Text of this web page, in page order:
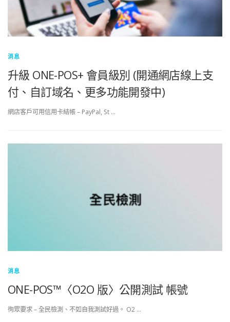
消息
升級 ONE-POS+ 會員級別 (開通網店線上支
付、自訂域名、更多功能開發中)
網店客戶可用信用卡結帳 – PayPal, St …
消息
ONE-POS™〈O2O 版〉公開測試 帳號
徇眾要求 – 全民檢測、不如自我測試好過。 O2 …